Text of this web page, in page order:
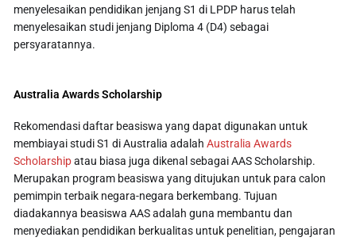
menyelesaikan pendidikan jenjang S1 di LPDP harus telah
menyelesaikan studi jenjang Diploma 4 (D4) sebagai
persyaratannya.
Australia Awards Scholarship
Rekomendasi daftar beasiswa yang dapat digunakan untuk
membiayai studi S1 di Australia adalahAustralia Awards
Scholarshipatau biasa juga dikenal sebagai AAS Scholarship.
Merupakan program beasiswa yang ditujukan untuk para calon
pemimpin terbaik negara-negara berkembang. Tujuan
diadakannya beasiswa AAS adalah guna membantu dan
menyediakan pendidikan berkualitas untuk penelitian, pengajaran